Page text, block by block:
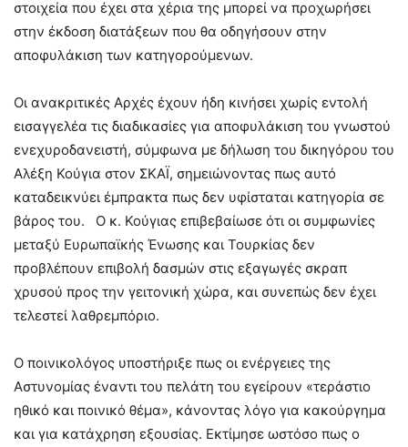
στοιχεία που έχει στα χέρια της μπορεί να προχωρήσει
στην έκδοση διατάξεων που θα οδηγήσουν στην
αποφυλάκιση των κατηγορούμενων.
Οι ανακριτικές Αρχές έχουν ήδη κινήσει χωρίς εντολή
εισαγγελέα τις διαδικασίες για αποφυλάκιση του γνωστού
ενεχυροδανειστή, σύμφωνα με δήλωση του δικηγόρου του
Αλέξη Κούγια στον ΣΚΑΪ, σημειώνοντας πως αυτό
καταδεικνύει έμπρακτα πως δεν υφίσταται κατηγορία σε
βάρος του. Ο κ. Κούγιας επιβεβαίωσε ότι οι συμφωνίες
μεταξύ Ευρωπαϊκής Ένωσης και Τουρκίας δεν
προβλέπουν επιβολή δασμών στις εξαγωγές σκραπ
χρυσού προς την γειτονική χώρα, και συνεπώς δεν έχει
τελεστεί λαθρεμπόριο.
Ο ποινικολόγος υποστήριξε πως οι ενέργειες της
Αστυνομίας έναντι του πελάτη του εγείρουν «τεράστιο
ηθικό και ποινικό θέμα», κάνοντας λόγο για κακούργημα
και για κατάχρηση εξουσίας. Εκτίμησε ωστόσο πως ο